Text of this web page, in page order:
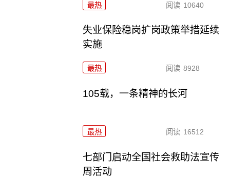
最热 阅读 10640
失业保险稳岗扩岗政策举措延续
实施
最热 阅读 8928
105载，一条精神的长河
最热 阅读 16512
七部门启动全国社会救助法宣传
周活动